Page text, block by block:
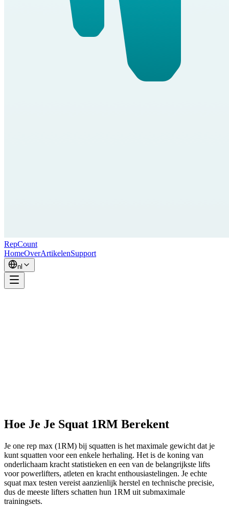
RepCount
HomeOverArtikelenSupport
nl
Hoe Je Je Squat 1RM Berekent
Je one rep max (1RM) bij squatten is het maximale gewicht dat je
kunt squatten voor een enkele herhaling. Het is de koning van
onderlichaam kracht statistieken en een van de belangrijkste lifts
voor powerlifters, atleten en kracht enthousiastelingen. Je echte
squat max testen vereist aanzienlijk herstel en technische precisie,
dus de meeste lifters schatten hun 1RM uit submaximale
trainingsets.